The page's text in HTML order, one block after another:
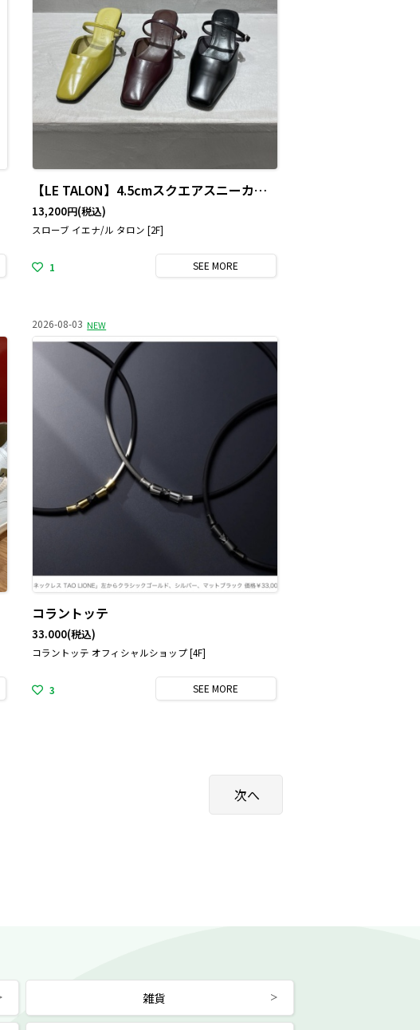
【LE TALON】4.5cmスクエアスニーカーミュール
13,200円(税込)
スローブ イエナ/ル タロン [2F]
1 SEEMORE
2026-08-03 NEW
コラントッテ
33.000(税込)
コラントッテ オフィシャルショップ [4F]
3 SEEMORE
雑貨